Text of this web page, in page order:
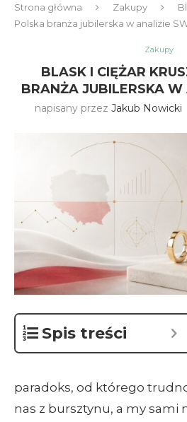
Strona główna Zakupy
Polska branża jubilerska w analizie
Zakupy
BLASK I CIĘŻAR
BRANŻA JUBILERSKA
napisany przez Jakub Nowicki
Spis treści
paradoks, od którego
nas z bursztynu, a my sami